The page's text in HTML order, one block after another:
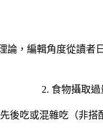
論，編輯角度從讀
2. 食物攝取
後吃或混雜吃（非